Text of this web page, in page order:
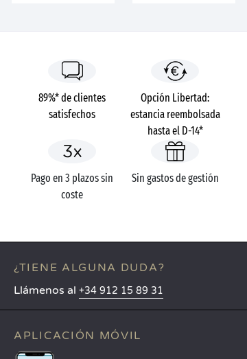
89%* de clientes
satisfechos
Opción Libertad:
estancia reembolsada
hasta el D-14*
Pago en 3 plazos sin
coste
Sin gastos de gestión
¿TIENE ALGUNA DUDA?
Llámenos al +34 912 15 89 31
APLICACIÓN MÓVIL